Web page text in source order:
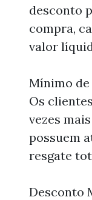
desconto
compra,
valor
Mínimo de
Os
vezes
possuem
resgate
Desconto